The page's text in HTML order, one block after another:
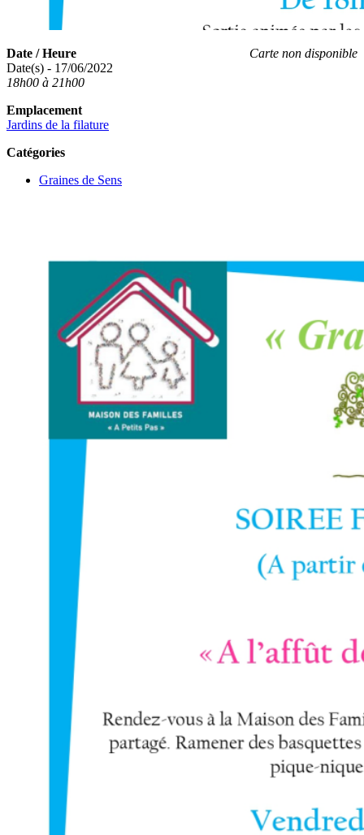
Carte non disponible
Date / Heure
Date(s) - 17/06/2022
18h00 à 21h00
Emplacement
Jardins de la filature
Catégories
Graines de Sens